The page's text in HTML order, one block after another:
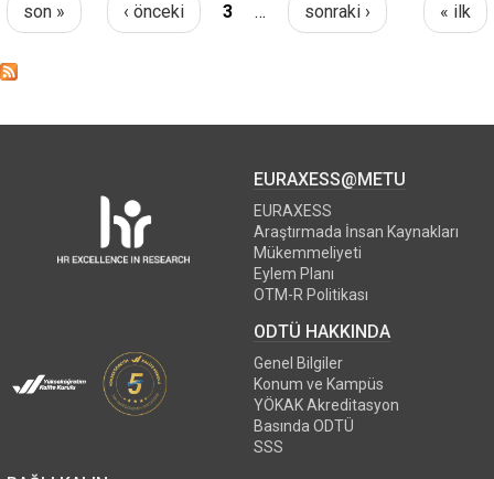
Pages « ilk
‹ önceki 3 … sonraki ›
son »
EURAXESS@METU
EURAXESS
Araştırmada İnsan Kaynakları
Mükemmeliyeti
Eylem Planı
OTM-R Politikası
ODTÜ HAKKINDA
Genel Bilgiler
Konum ve Kampüs
YÖKAK Akreditasyon
Basında ODTÜ
SSS